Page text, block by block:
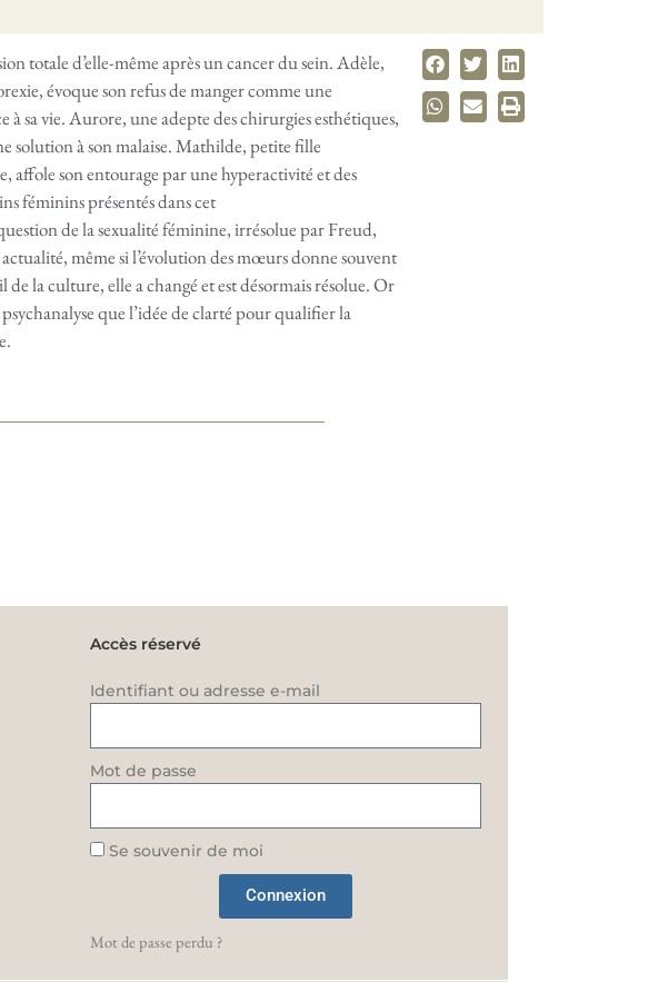
totale d’elle-même après un cancer du sein. Adèle,
évoque son refus de manger comme une
à sa vie. Aurore, une adepte des chirurgies esthétiques,
solution à son malaise. Mathilde, petite fille
affole son entourage par une hyperactivité et des
féminins présentés dans cet
de la sexualité féminine, irrésolue par Freud,
même si l’évolution des mœurs donne souvent
la culture, elle a changé et est désormais résolue. Or
que l’idée de clarté pour qualifier la
Accès réservé
Identifiant ou adresse e-mail
Mot de passe
Se souvenir de moi
Connexion
Mot de passe perdu ?